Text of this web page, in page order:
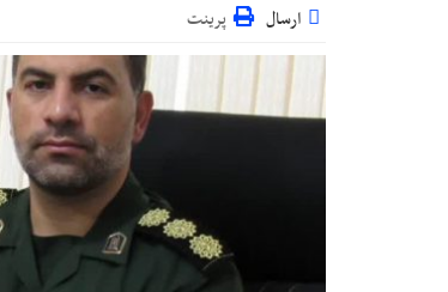
ارسال پرینت